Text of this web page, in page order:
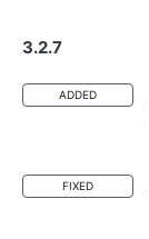
3.2.7
ADDED
FIXED